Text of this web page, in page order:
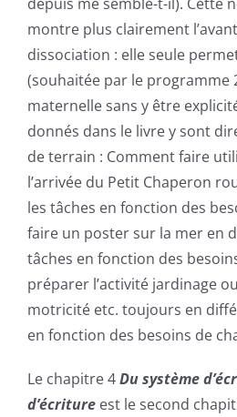
montre plus clairement
dissociation : elle seule
(souhaitée par le programme
maternelle sans y être
donnés dans le livre y sont
de terrain : Comment faire
l’arrivée du Petit Chaperon
les tâches en fonction des
faire un poster sur la mer en
tâches en fonction des
préparer l’activité jardinage
motricité etc. toujours en
en fonction des besoins de
Le chapitre 4Du système
d’écriture est le second